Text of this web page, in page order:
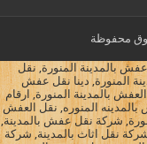
بالمدينة المنورة, نقل
المنورة, دينا نقل عفش
بالمدينة المنورة, ارقام
المنوره, نقل العفش
شركة نقل عفش بالمدينة,
نقل اثاث بالمدينة, شركة